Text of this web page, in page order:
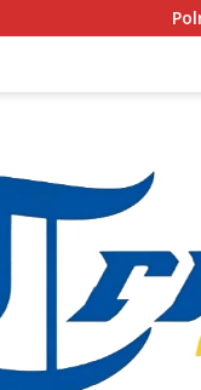
Polri Perkuat